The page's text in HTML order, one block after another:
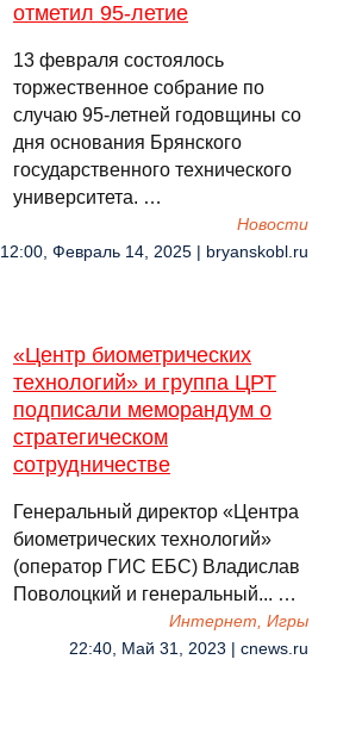
отметил 95-летие
13 февраля состоялось
торжественное собрание по
случаю 95-летней годовщины со
дня основания Брянского
государственного технического
университета. …
Новости
12:00, Февраль 14, 2025 | bryanskobl.ru
«Центр биометрических
технологий» и группа ЦРТ
подписали меморандум о
стратегическом
сотрудничестве
Генеральный директор «Центра
биометрических технологий»
(оператор ГИС ЕБС) Владислав
Поволоцкий и генеральный... …
Интернет, Игры
22:40, Май 31, 2023 | cnews.ru